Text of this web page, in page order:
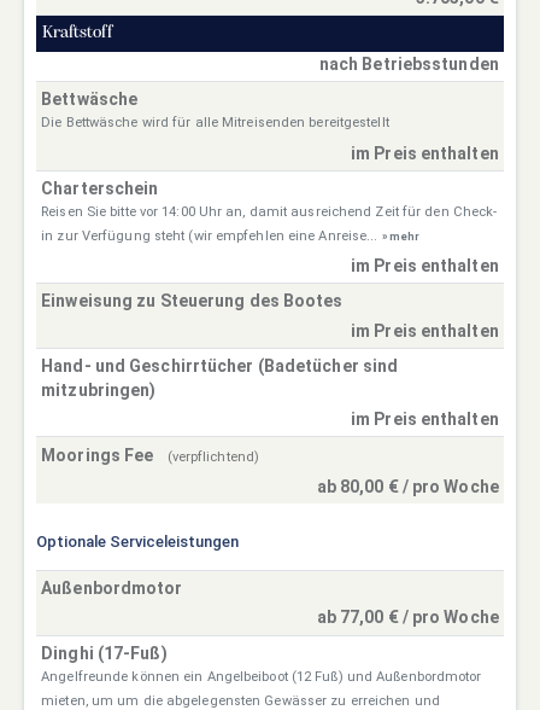
Kraftstoff
nach Betriebsstunden
Bettwäsche
Die Bettwäsche wird für alle Mitreisenden bereitgestellt
im Preis enthalten
Charterschein
Reisen Sie bitte vor 14:00 Uhr an, damit ausreichend Zeit für den Check-
in zur Verfügung steht (wir empfehlen eine Anreise... » mehr
im Preis enthalten
Einweisung zu Steuerung des Bootes
im Preis enthalten
Hand- und Geschirrtücher (Badetücher sind
mitzubringen)
im Preis enthalten
Moorings Fee
(verpflichtend)
ab 80,00 € / pro Woche
Optionale Serviceleistungen
Außenbordmotor
ab 77,00 € / pro Woche
Dinghi (17-Fuß)
Angelfreunde können ein Angelbeiboot (12 Fuß) und Außenbordmotor
mieten, um um die abgelegensten Gewässer zu erreichen und